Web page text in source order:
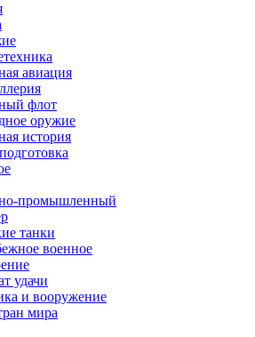
авиация
флот
оружие
история
промышленный
танки
военное
удачи
и вооружение
мира